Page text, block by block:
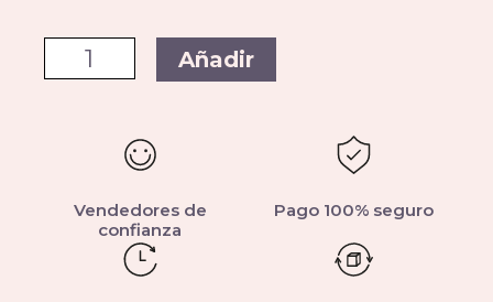
Añadir
Vendedores de
confianza
Pago 100% seguro